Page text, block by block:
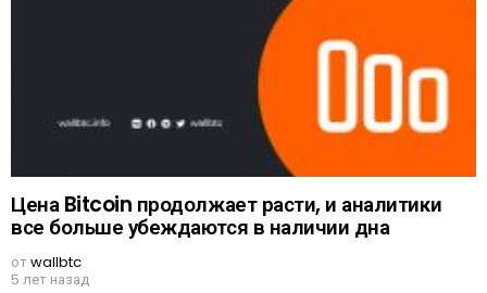
Цена Bitcoin продолжает расти, и аналитики
все больше убеждаются в наличии дна
отwallbtc
5 лет назад